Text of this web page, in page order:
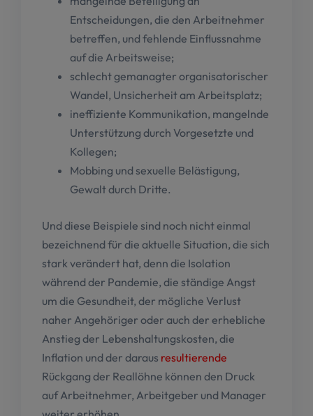
Entscheidungen, die den Arbeitnehmer
betreffen, und fehlende Einflussnahme
auf die Arbeitsweise;
schlecht gemanagter organisatorischer
Wandel, Unsicherheit am Arbeitsplatz;
ineffiziente Kommunikation, mangelnde
Unterstützung durch Vorgesetzte und
Kollegen;
Mobbing und sexuelle Belästigung,
Gewalt durch Dritte.
Und diese Beispiele sind noch nicht einmal
bezeichnend für die aktuelle Situation, die sich
stark verändert hat, denn die Isolation
während der Pandemie, die ständige Angst
um die Gesundheit, der mögliche Verlust
naher Angehöriger oder auch der erhebliche
Anstieg der Lebenshaltungskosten, die
Inflation und der daraus resultierende
Rückgang der Reallöhne können den Druck
auf Arbeitnehmer, Arbeitgeber und Manager